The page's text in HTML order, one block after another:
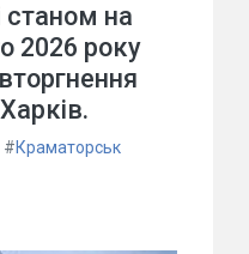
станом на
2026 року
#Краматорськ